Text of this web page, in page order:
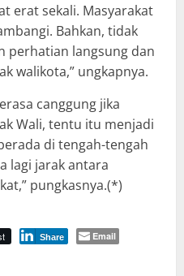
erat sekali. Masyarakat
Bahkan, tidak
perhatian langsung dan
walikota,” ungkapnya.
canggung jika
Wali, tentu itu menjadi
di tengah-tengah
lagi jarak antara
pungkasnya.(*)
Share
Email